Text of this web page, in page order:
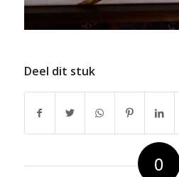
Deel dit stuk
0